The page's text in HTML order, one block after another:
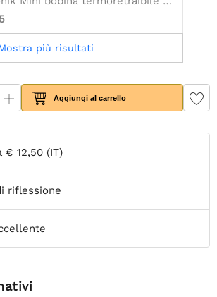
più risultati
Aggiungi al carrello
€ 12,50 (IT)
riflessione